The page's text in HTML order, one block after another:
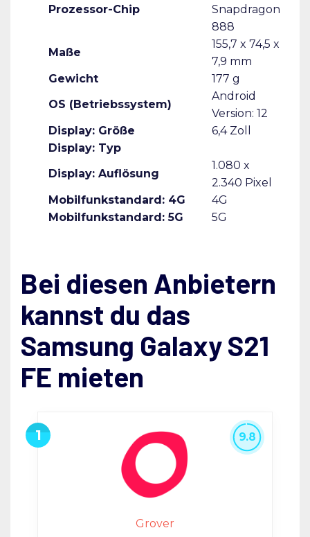
Prozessor-Chip
Snapdragon
888
Maße
155,7 x 74,5 x
7,9 mm
Gewicht
177 g
OS (Betriebssystem)
Android
Version: 12
Display: Größe
6,4 Zoll
Display: Typ
Display: Auflösung
1.080 x
2.340 Pixel
Mobilfunkstandard: 4G
4G
Mobilfunkstandard: 5G
5G
Bei diesen Anbietern
kannst du das
Samsung Galaxy S21
FE mieten
Grover
9.8